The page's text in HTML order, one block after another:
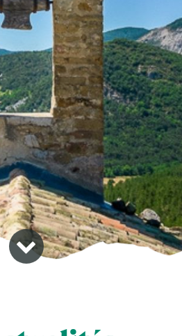
Aller à la prochaine strate